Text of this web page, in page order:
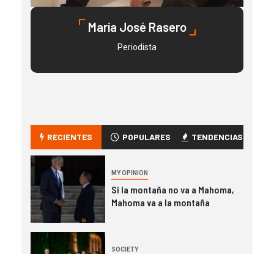
María José Rasero
Periodista
RECIENTES POPULARES TENDENCIAS
MY OPINION
Si la montaña no va a Mahoma,
Mahoma va a la montaña
SOCIETY